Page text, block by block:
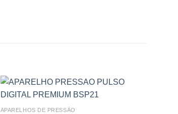
APARELHOS DE PRESSÃO